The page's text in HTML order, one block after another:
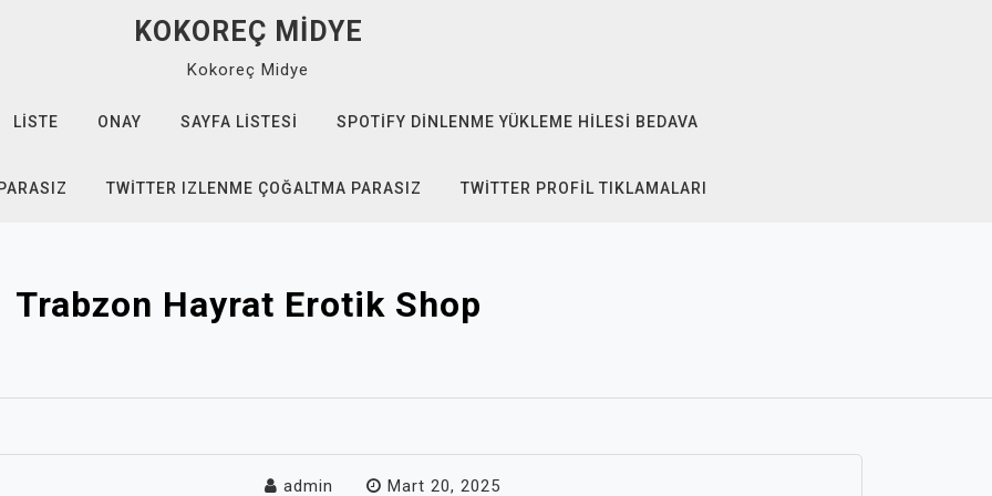
KOKOREÇ MIDYE
Kokoreç Midye
LISTE ONAY SAYFA LISTESI SPOTIFY DINLENME YÜKLEME HILESI BEDAVA
TWITTER IZLENME ÇOĞALTMA PARASIZ TWITTER PROFIL TIKLAMALARI
Trabzon Hayrat Erotik Shop
admin Mart 20, 2025